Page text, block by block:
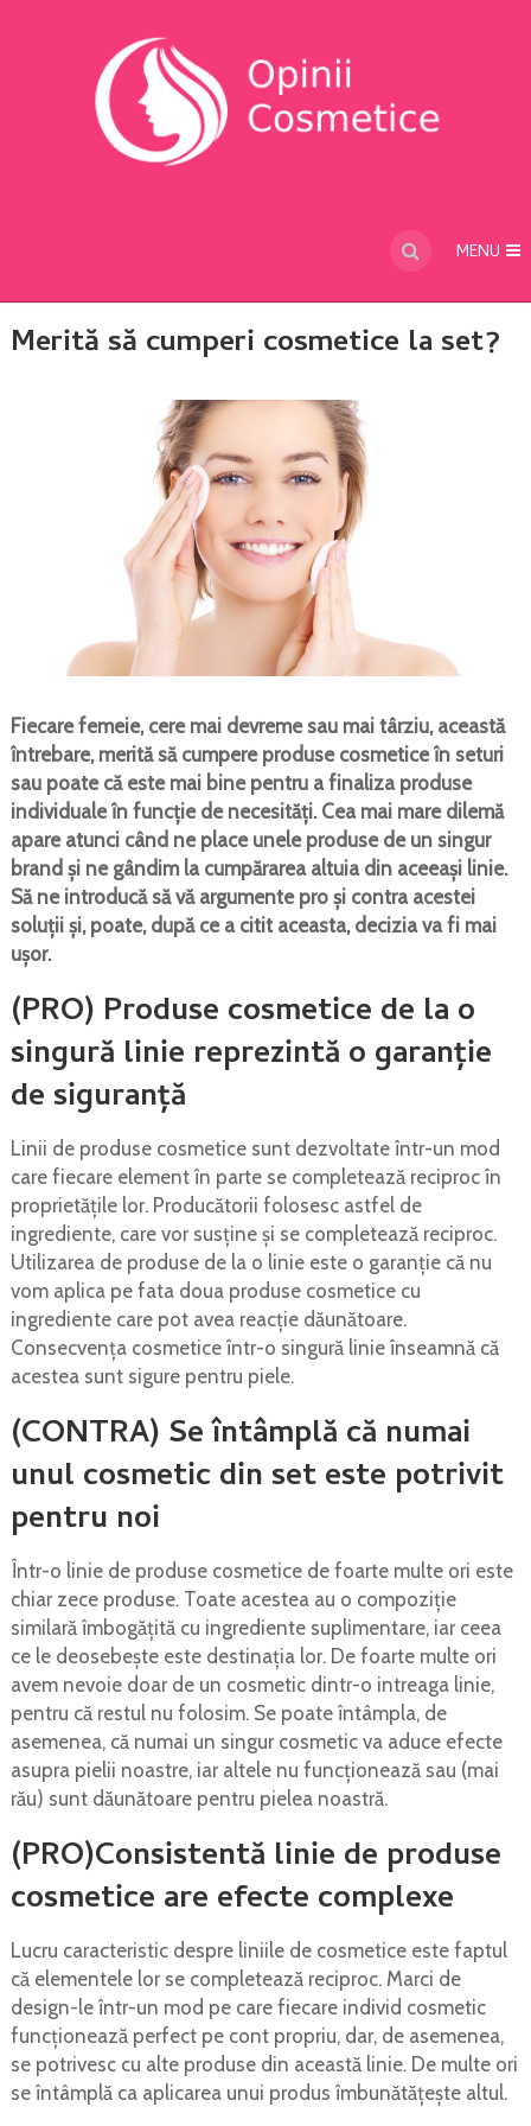
MENU
Merită să cumperi cosmetice la set?
Fiecare femeie, cere mai devreme sau mai târziu, această
întrebare, merită să cumpere produse cosmetice în seturi
sau poate că este mai bine pentru a finaliza produse
individuale în funcție de necesități. Cea mai mare dilemă
apare atunci când ne place unele produse de un singur
brand și ne gândim la cumpărarea altuia din aceeași linie.
Să ne introducă să vă argumente pro și contra acestei
soluții și, poate, după ce a citit aceasta, decizia va fi mai
ușor.
(PRO) Produse cosmetice de la o
singură linie reprezintă o garanție
de siguranță
Linii de produse cosmetice sunt dezvoltate într-un mod
care fiecare element în parte se completează reciproc în
proprietățile lor. Producătorii folosesc astfel de
ingrediente, care vor susține și se completează reciproc.
Utilizarea de produse de la o linie este o garanție că nu
vom aplica pe fata doua produse cosmetice cu
ingrediente care pot avea reacție dăunătoare.
Consecvența cosmetice într-o singură linie înseamnă că
acestea sunt sigure pentru piele.
(CONTRA) Se întâmplă că numai
unul cosmetic din set este potrivit
pentru noi
Într-o linie de produse cosmetice de foarte multe ori este
chiar zece produse. Toate acestea au o compoziție
similară îmbogățită cu ingrediente suplimentare, iar ceea
ce le deosebește este destinația lor. De foarte multe ori
avem nevoie doar de un cosmetic dintr-o intreaga linie,
pentru că restul nu folosim. Se poate întâmpla, de
asemenea, că numai un singur cosmetic va aduce efecte
asupra pielii noastre, iar altele nu funcționează sau (mai
rău) sunt dăunătoare pentru pielea noastră.
(PRO)Consistentă linie de produse
cosmetice are efecte complexe
Lucru caracteristic despre liniile de cosmetice este faptul
că elementele lor se completează reciproc. Marci de
design-le într-un mod pe care fiecare individ cosmetic
funcționează perfect pe cont propriu, dar, de asemenea,
se potrivesc cu alte produse din această linie. De multe ori
se întâmplă ca aplicarea unui produs îmbunătățește altul.